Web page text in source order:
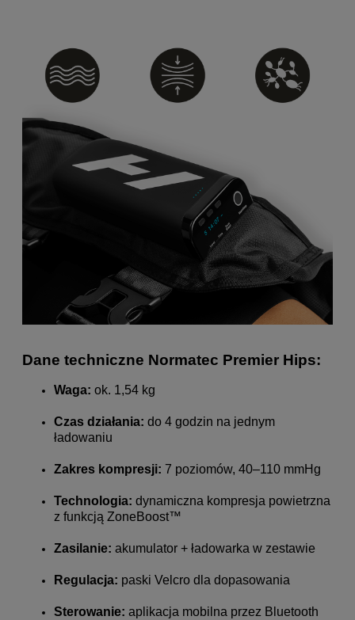
Dane techniczne Normatec Premier Hips:
Waga: ok. 1,54 kg
Czas działania: do 4 godzin na jednym
ładowaniu
Zakres kompresji: 7 poziomów, 40–110 mmHg
Technologia: dynamiczna kompresja powietrzna
z funkcją ZoneBoost™
Zasilanie: akumulator + ładowarka w zestawie
Regulacja: paski Velcro dla dopasowania
Sterowanie: aplikacja mobilna przez Bluetooth